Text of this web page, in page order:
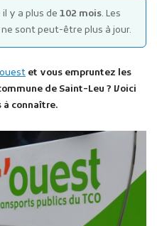
l'Europe
y a plus de 102 mois. Les
sont peut-être plus à jour.
et vous empruntez les
de Saint-Leu ? Voici
connaître.